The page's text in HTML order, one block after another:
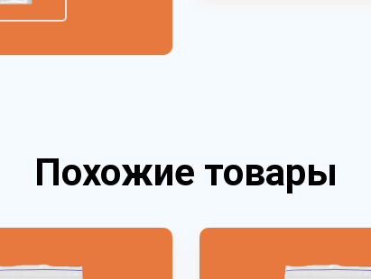
Похожие товары